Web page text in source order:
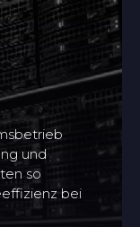
und
so
bei